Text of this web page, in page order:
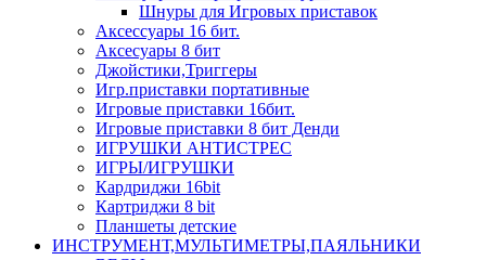
Шнуры для Игровых приставок
Аксессуары 16 бит.
Аксесуары 8 бит
Джойстики,Триггеры
Игр.приставки портативные
Игровые приставки 16бит.
Игровые приставки 8 бит Денди
ИГРУШКИ АНТИСТРЕС
ИГРЫ/ИГРУШКИ
Кардриджи 16bit
Картриджи 8 bit
Планшеты детские
ИНСТРУМЕНТ,МУЛЬТИМЕТРЫ,ПАЯЛЬНИКИ